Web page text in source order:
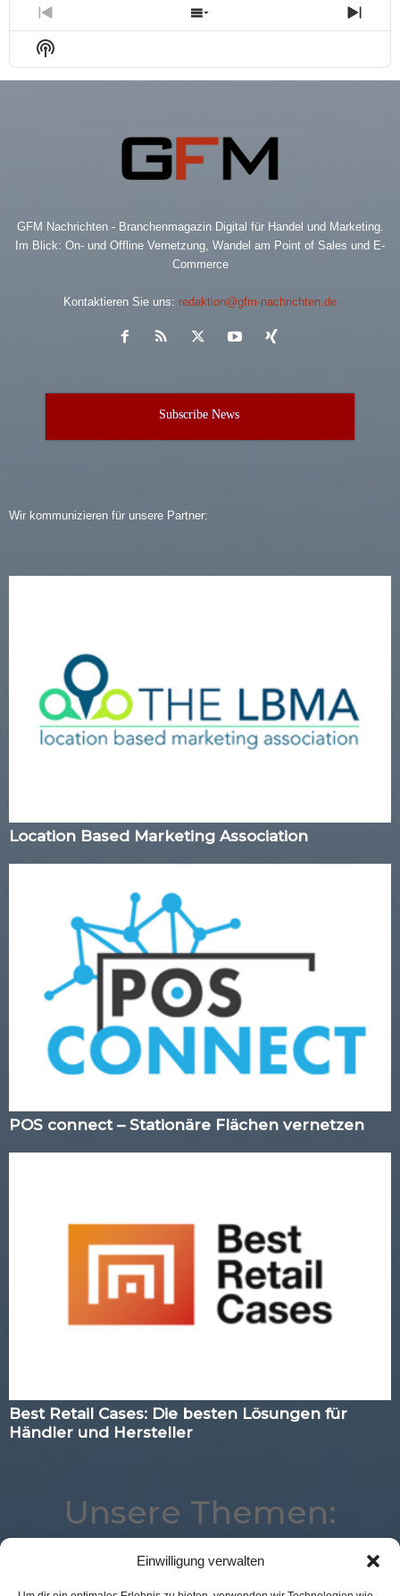
Einwilligung verwalten
Previous
Episode
Show
Episodes
Next
Show
Podcast
Information
GFM Nachrichten - Branchenmagazin Digital für Handel und Marketing.
Im Blick: On- und Offline Vernetzung, Wandel am Point of Sales und E-
Commerce
Kontaktieren Sie uns: redaktion@gfm-nachrichten.de
Subscribe News
Wir kommunizieren für unsere Partner:
Location Based Marketing Association
POS connect – Stationäre Flächen vernetzen
Best Retail Cases: Die besten Lösungen für
Händler und Hersteller
Unsere Themen:
Augmented Reality Best Retail Cases eCommerce